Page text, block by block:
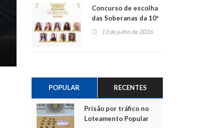
Concurso de escolha
das Soberanas da 10ª
Alto Fest terá nove
13 de julho de 2026
POPULAR RECENTES
Prisão por tráfico no
Loteamento Popular